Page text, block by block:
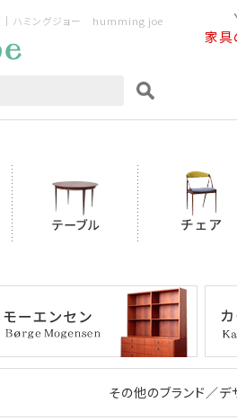
｜ハミングジョー humming joe
家具
その他のブランド／デ